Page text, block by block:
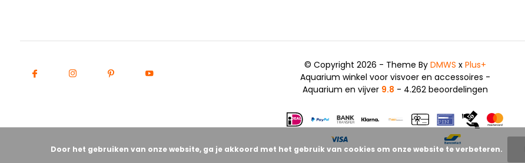
© Copyright 2026 - Theme ByDMWS xPlus+
Aquarium winkel voor visvoer en accessoires -
Aquarium en vijver 9.8 - 4.262 beoordelingen
Door het gebruiken van onze website, ga je akkoord met het gebruik van cookies om onze website te verbeteren.